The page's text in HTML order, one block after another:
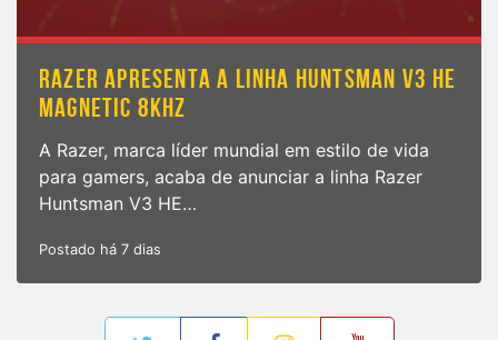
RAZER APRESENTA A LINHA HUNTSMAN V3 HE
MAGNETIC 8KHZ
A Razer, marca líder mundial em estilo de vida
para gamers, acaba de anunciar a linha Razer
Huntsman V3 HE…
Postado há 7 dias